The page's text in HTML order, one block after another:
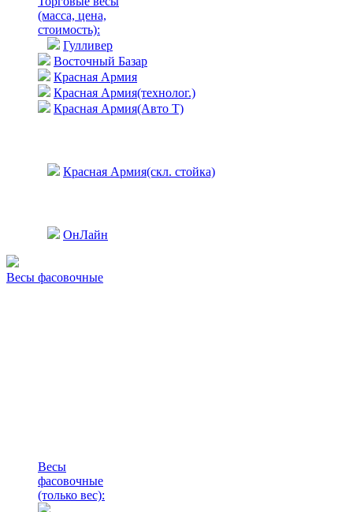
(масса, цена,
стоимость):
Гулливер
Восточный Базар
Красная Армия
Красная Армия(технолог.)
Красная Армия(Авто Т)
Красная Армия(скл. стойка)
ОнЛайн
Весы фасовочные
Весы
фасовочные
(только вес):